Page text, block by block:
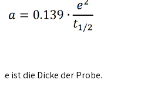
e ist die Dicke der Probe.